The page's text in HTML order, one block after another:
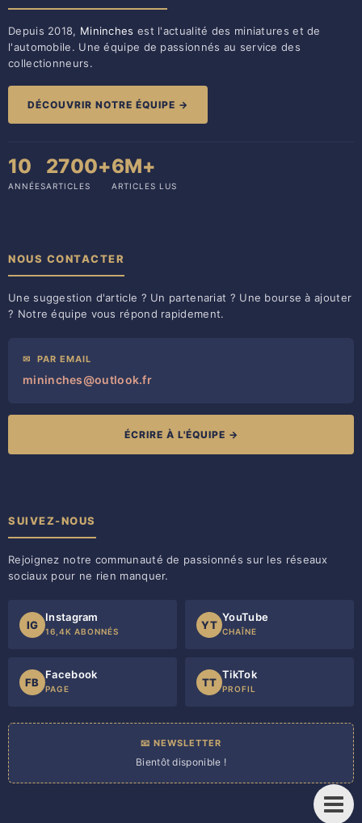
Depuis 2018, Mininches est l'actualité des miniatures et de
l'automobile. Une équipe de passionnés au service des
collectionneurs.
DÉCOUVRIR NOTRE ÉQUIPE →
10
ANNÉES
2700+
ARTICLES
6M+
ARTICLES LUS
NOUS CONTACTER
Une suggestion d'article ? Un partenariat ? Une bourse à ajouter
? Notre équipe vous répond rapidement.
✉ PAR EMAIL
mininches@outlook.fr
ÉCRIRE À L'ÉQUIPE →
SUIVEZ-NOUS
Rejoignez notre communauté de passionnés sur les réseaux
sociaux pour ne rien manquer.
IG
Instagram
16,4K ABONNÉS
YT
YouTube
CHAÎNE
FB
Facebook
PAGE
TT
TikTok
PROFIL
📧 NEWSLETTER
Bientôt disponible !